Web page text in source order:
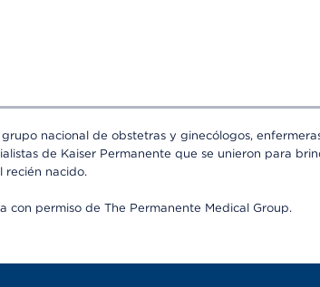
nacional de obstetras y ginecólogos,
de Kaiser Permanente que se unieron para
recién nacido.
con permiso de The Permanente Medical Group.